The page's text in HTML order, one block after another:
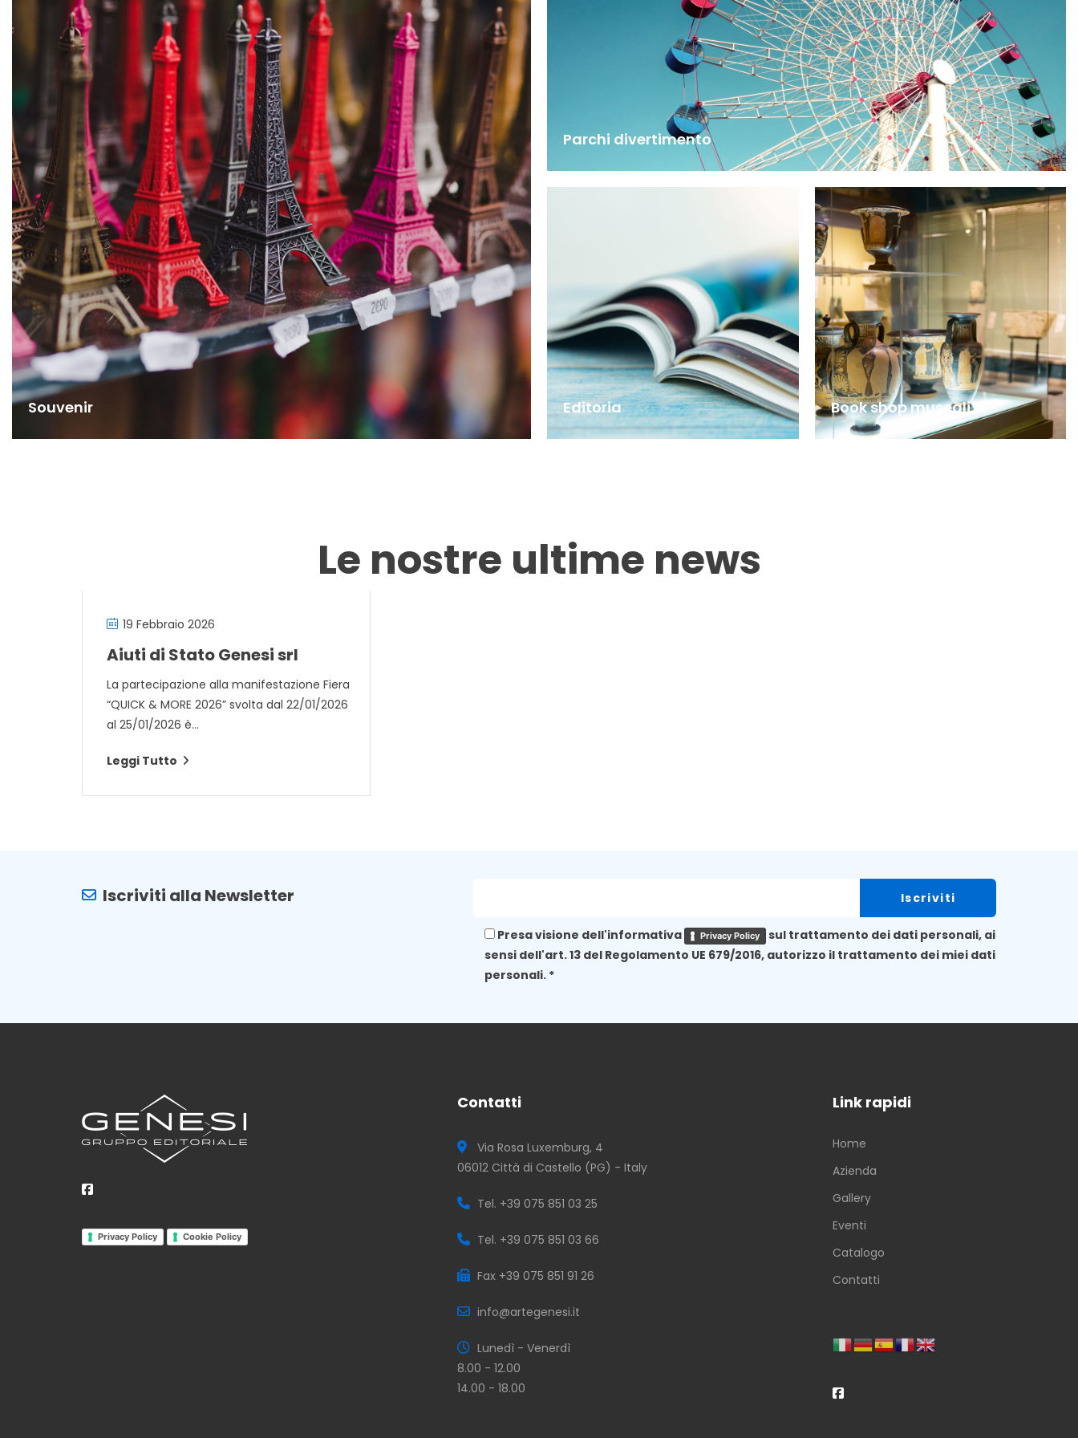
Souvenir
Parchi divertimento
Editoria Book shop museali
Le nostre ultime news
19 Febbraio 2026
Aiuti di Stato Genesi srl
La partecipazione alla manifestazione Fiera
“QUICK & MORE 2026” svolta dal 22/01/2026
al 25/01/2026 è...
Leggi Tutto
Iscriviti alla Newsletter
Presa visione dell'informativa Privacy Policy
sul trattamento dei dati personali, ai
sensi dell'art. 13 del Regolamento UE 679/2016, autorizzo il trattamento dei miei dati
personali. *
Privacy Policy Cookie Policy
Contatti
Via Rosa Luxemburg, 4
06012 Città di Castello (PG) - Italy
Tel. +39 075 851 03 25
Tel. +39 075 851 03 66
Fax +39 075 851 91 26
info@artegenesi.it
Lunedì - Venerdì
8.00 - 12.00
14.00 - 18.00
Link rapidi
Home
Azienda
Gallery
Eventi
Catalogo
Contatti